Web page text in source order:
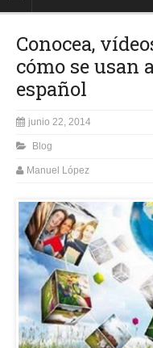
Conocea,
cómo se usan
español
junio 22, 2014
Blog
Manuel López